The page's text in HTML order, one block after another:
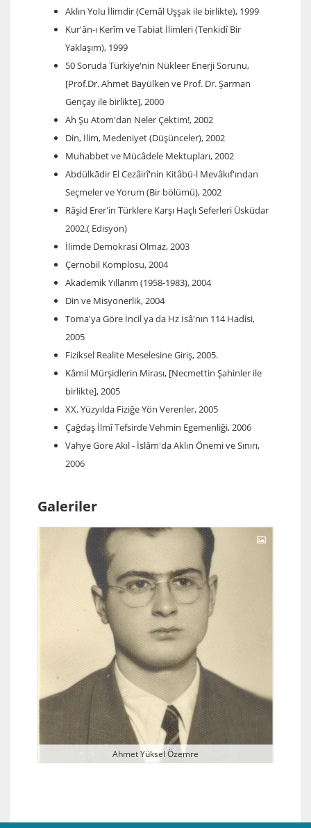
Aklın Yolu İlimdir (Cemâl Uşşak ile birlikte), 1999
Kur'ân-ı Kerîm ve Tabiat İlimleri (Tenkidî Bir
Yaklaşım), 1999
50 Soruda Türkiye'nin Nükleer Enerji Sorunu,
[Prof.Dr. Ahmet Bayülken ve Prof. Dr. Şarman
Gençay ile birlikte], 2000
Ah Şu Atom'dan Neler Çektim!, 2002
Din, İlim, Medeniyet (Düşünceler), 2002
Muhabbet ve Mücâdele Mektupları, 2002
Abdülkādir El Cezâirî'nin Kitâbü-l Mevâkıf'ından
Seçmeler ve Yorum (Bir bölümü), 2002
Râşid Erer'in Türklere Karşı Haçlı Seferleri Üsküdar
2002.( Edisyon)
İlimde Demokrasi Olmaz, 2003
Çernobil Komplosu, 2004
Akademik Yıllarım (1958-1983), 2004
Din ve Misyonerlik, 2004
Toma'ya Göre İncil ya da Hz İsâ'nın 114 Hadisi,
2005
Fiziksel Realite Meselesine Giriş, 2005.
Kâmil Mürşidlerin Mirası, [Necmettin Şahinler ile
birlikte], 2005
XX. Yüzyılda Fiziğe Yön Verenler, 2005
Çağdaş İlmî Tefsirde Vehmin Egemenliği, 2006
Vahye Göre Akıl - İslâm'da Aklın Önemi ve Sınırı,
2006
Galeriler
Ahmet Yüksel Özemre